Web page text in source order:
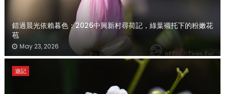
錯過晨光依賴暮色：2026中興新村尋荷記，綠葉襯托下的粉嫩花
苞
May 23, 2026
遊記